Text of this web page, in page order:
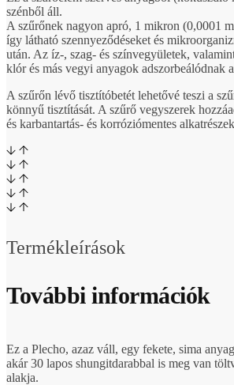
szénből áll.
A szűrőnek nagyon apró, 1 mikron (0,0001
így látható szennyeződéseket és
után. Az íz-, szag- és színvegyületek,
klór és más vegyi anyagok adszorbeálódnak
A szűrőn lévő tisztítóbetét lehetővé teszi a
könnyű tisztítását. A szűrő vegyszerek
és karbantartás- és korróziómentes
Termékleírások
További információk
Ez a Plecho, azaz váll, egy fekete, sima
akár 30 lapos shungitdarabbal is meg van
alakja.